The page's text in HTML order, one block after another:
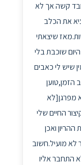
קשה אך לא
את הכלב
שיצאתי
שוכבת בלי
שיש לי כאבים
הזמן,טוען
מפרגן[לא
החיים שלי
ההריון ואכן
לא מועיל.חשוב
התחבר אליו